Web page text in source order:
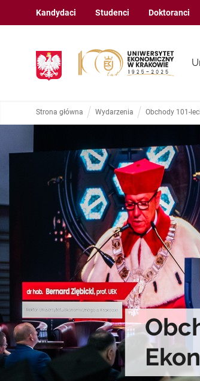
Kandydaci Studenci Doktoranci
Strona główna Wydarzenia Obchody 101-